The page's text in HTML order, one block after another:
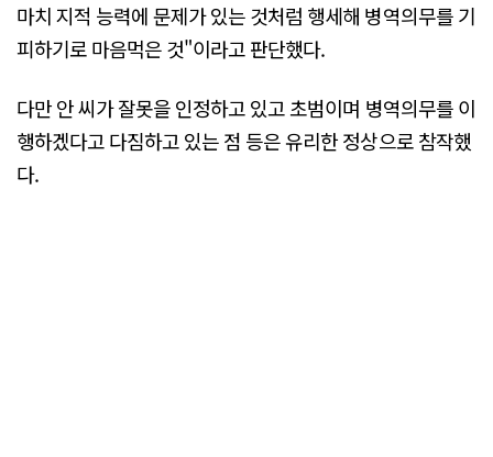
마치 지적 능력에 문제가 있는 것처럼 행세해 병역의무를 기
피하기로 마음먹은 것"이라고 판단했다.
다만 안 씨가 잘못을 인정하고 있고 초범이며 병역의무를 이
행하겠다고 다짐하고 있는 점 등은 유리한 정상으로 참작했
다.